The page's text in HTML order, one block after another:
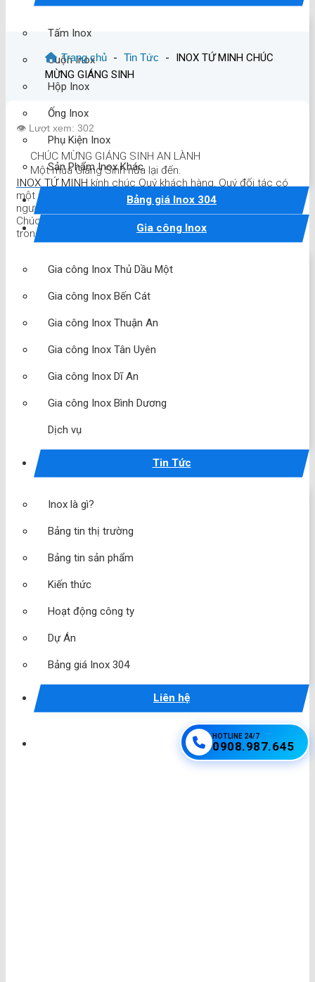
Tấm Inox
Cuộn Inox
Hộp Inox
Ống Inox
Phụ Kiện Inox
Sản Phẩm Inox Khác
Bảng giá Inox 304
Gia công Inox
Gia công Inox Thủ Dầu Một
Gia công Inox Bến Cát
Gia công Inox Thuận An
Gia công Inox Tân Uyên
Gia công Inox Dĩ An
Gia công Inox Bình Dương
Dịch vụ
Tin Tức
Inox là gì?
Bảng tin thị trường
Bảng tin sản phẩm
Kiến thức
Hoạt động công ty
Dự Án
Bảng giá Inox 304
Liên hệ
HOTLINE 24/7
0908.987.645
Trang chủ - Tin Tức -
INOX TỨ MINH CHÚC
MỪNG GIÁNG SINH
👁️ Lượt xem: 302
CHÚC MỪNG GIÁNG SINH AN LÀNH
Một mùa Giáng Sinh nữa lại đến.
INOX TỨ MINH kính chúc Quý khách hàng, Quý đối tác có
một mùa NOEL Ấm áp, An lành và Hạnh phúc bên gia đình
người thân.
Chúc cho một năm mới thật nhiều thuận lợi và thành công
trong công việc.